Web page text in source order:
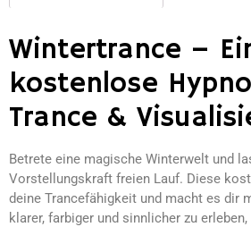
Wintertrance –
kostenlose
Trance &
Betrete eine magische Winterwelt und
Vorstellungskraft freien Lauf. Diese
deine Trancefähigkeit und macht es dir
klarer, farbiger und sinnlicher zu